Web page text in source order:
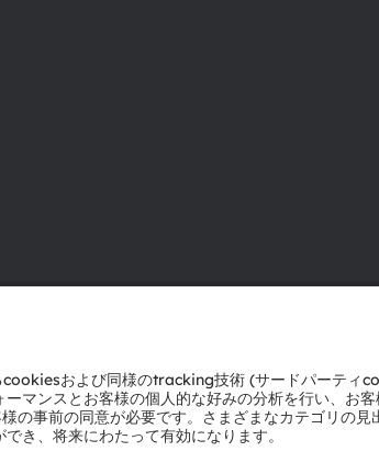
テクニカルサポート